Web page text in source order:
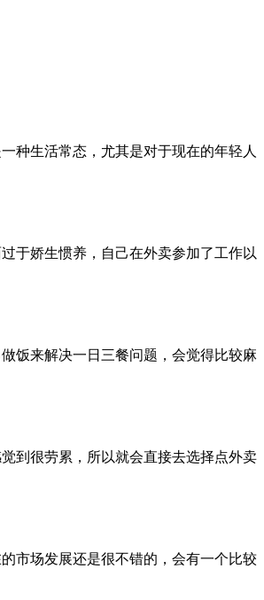
种生活常态，尤其是对于现在的年轻人
于娇生惯养，自己在外卖参加了工作以
饭来解决一日三餐问题，会觉得比较麻
到很劳累，所以就会直接去选择点外卖
市场发展还是很不错的，会有一个比较